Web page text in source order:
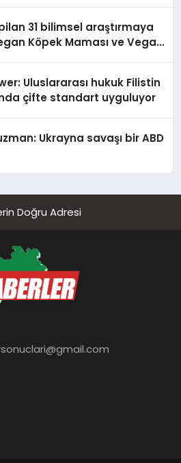
31 bilimsel araştırmaya
Köpek Maması ve Vegan
Uluslararası hukuk Filistin
çifte standart uyguluyor
Ukrayna savaşı bir ABD
Doğru Adresi